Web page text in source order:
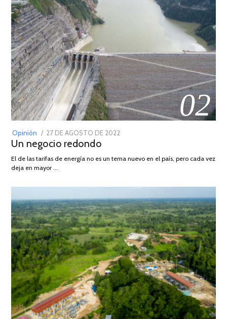
02
Opinión
POSTED
ON
27 DE AGOSTO DE 2022
DE
Un negocio redondo
El de las tarifas de energía no es un tema nuevo en el país, pero cada vez
deja en mayor …